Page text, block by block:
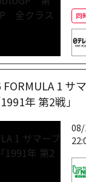
同
FORMULA 1 サ
年 第2戦」